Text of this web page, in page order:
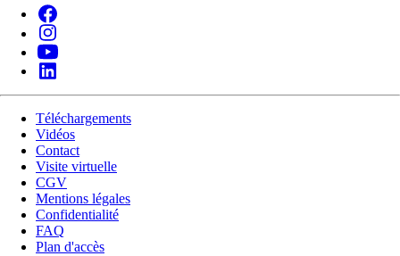
Téléchargements
Vidéos
Contact
Visite virtuelle
CGV
Mentions légales
Confidentialité
FAQ
Plan d'accès